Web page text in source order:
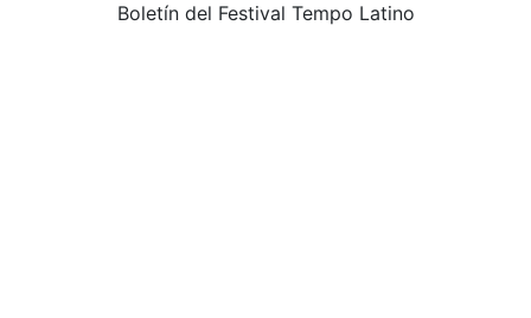
Boletín del Festival Tempo Latino